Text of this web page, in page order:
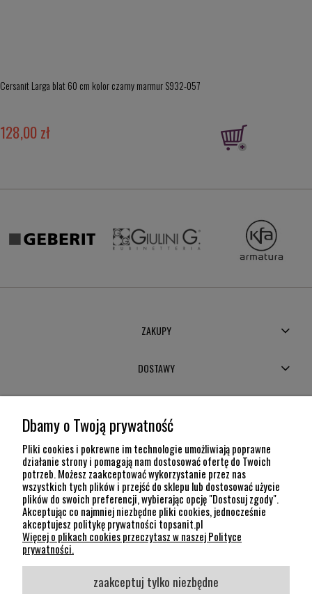
Cersanit Larga blat 60 cm kolor czarny marmur S932-057
128,00 zł
ZAKUPY
DOSTAWY
POMOC
INFORMACJE
KONTAKT
12 307 26 20
Kraków, 30-704 Na Dołach 8
SOCIAL MEDIA
Dbamy o Twoją prywatność
Pliki cookies i pokrewne im technologie umożliwiają poprawne
działanie strony i pomagają nam dostosować ofertę do Twoich
potrzeb. Możesz zaakceptować wykorzystanie przez nas
wszystkich tych plików i przejść do sklepu lub dostosować użycie
plików do swoich preferencji, wybierając opcję "Dostosuj zgody".
Akceptując co najmniej niezbędne pliki cookies, jednocześnie
akceptujesz politykę prywatności topsanit.pl
Więcej o plikach cookies przeczytasz w naszej Polityce
prywatności.
zaakceptuj tylko niezbędne